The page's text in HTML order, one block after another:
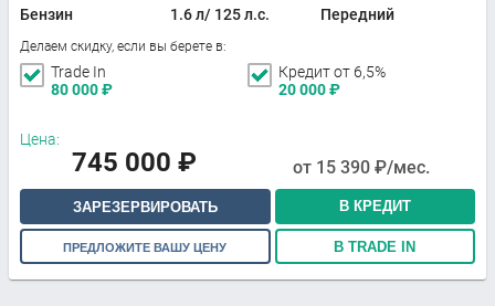
Бензин
1.6 л/ 125 л.с.
Передний
Делаем скидку, если вы берете в:
Trade In
80 000₽
Кредит от 6,5%
20 000₽
Цена:
745 000 ₽ от 15 390 ₽/мес.
ЗАРЕЗЕРВИРОВАТЬ В КРЕДИТ
ПРЕДЛОЖИТЕ ВАШУ ЦЕНУ В TRADE IN